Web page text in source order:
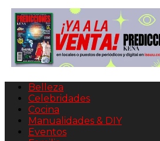
Belleza
Celebridades
Cocina
Manualidades & DIY
Eventos